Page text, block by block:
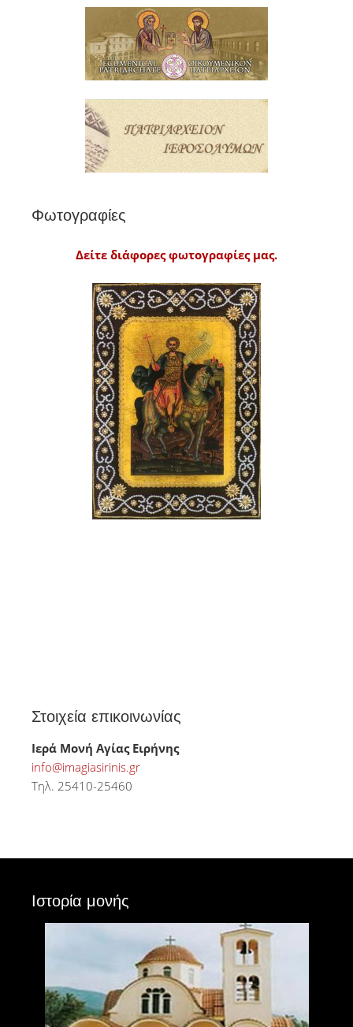
Φωτογραφίες
Δείτε διάφορες φωτογραφίες μας.
Στοιχεία επικοινωνίας
Ιερά Μονή Αγίας Ειρήνης
info@imagiasirinis.gr
Τηλ. 25410-25460
Ιστορία μονής